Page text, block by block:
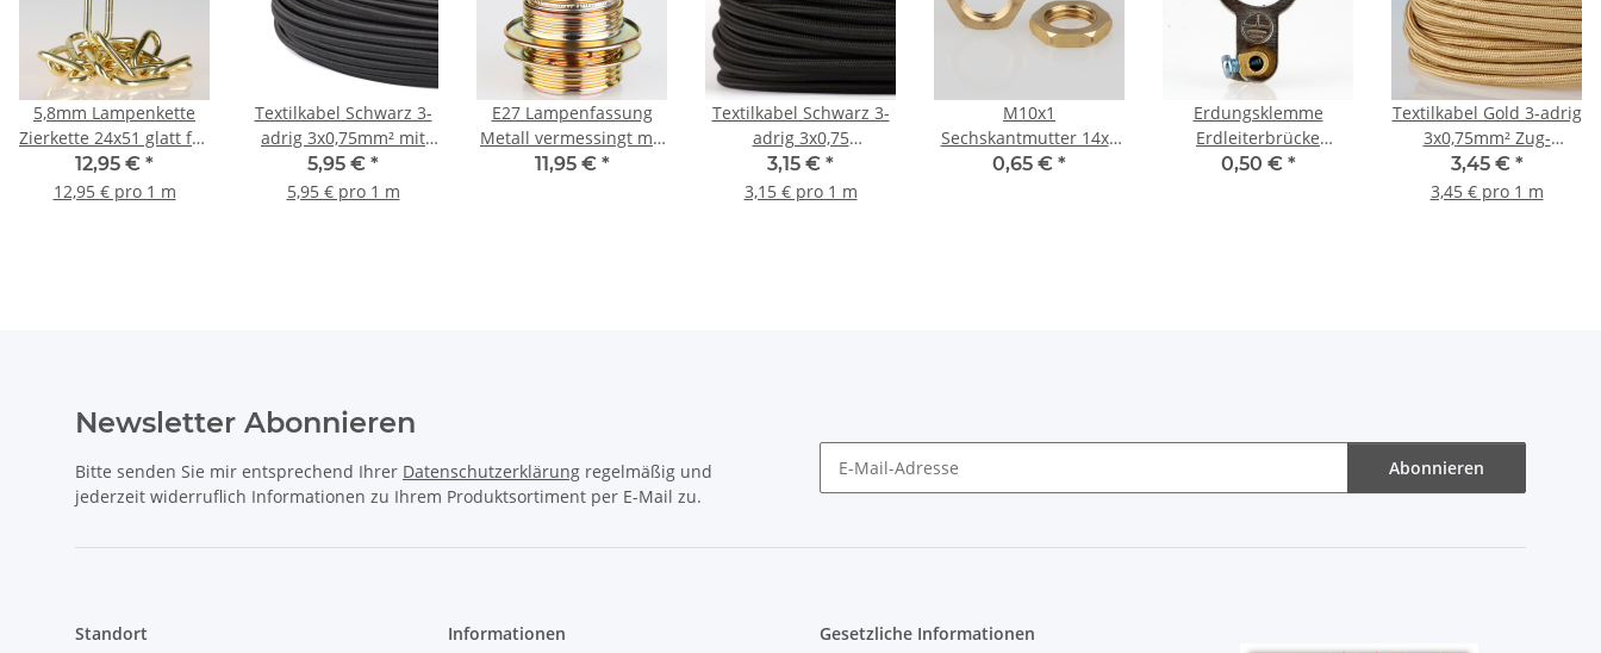
5,8mm Lampenkette
Zierkette 24x51 glatt für
schwere Leuchten
glanz vermessingt
12,95 € *
12,95 € pro 1 m
Textilkabel Schwarz 3-
adrig 3x0,75mm² mit
integriertem Stahlseil
zur Zugentlastung
5,95 € *
5,95 € pro 1 m
E27 Lampenfassung
Metall vermessingt mit
Zugentlastung 2
11,95 € *
Textilkabel Schwarz 3-
adrig 3x0,75
Schlauchleitung 3G
0,75 H03VV-F
3,15 € *
3,15 € pro 1 m
M10x1
Sechskantmutter 14x3
Metall Messing roh
0,65 € *
Erdungsklemme
Erdleiterbrücke
Ringöse mit Erdklemme
0,50 € *
Textilkabel Gold 3-adrig
3x0,75mm² Zug-
Pendelleitung S03RT-F
3G0,75
3,45 € *
3,45 € pro 1 m
Newsletter Abonnieren
Bitte senden Sie mir entsprechend Ihrer Datenschutzerklärung regelmäßig und
jederzeit widerruflich Informationen zu Ihrem Produktsortiment per E-Mail zu.
Abonnieren
Standort
Informationen Gesetzliche Informationen